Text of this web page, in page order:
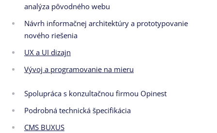
analýza pôvodného webu
Návrh informačnej architektúry a prototypovanie
nového riešenia
UX a UI dizajn
Vývoj a programovanie na mieru
Spolupráca s konzultačnou firmou Opinest
Podrobná technická špecifikácia
CMS BUXUS